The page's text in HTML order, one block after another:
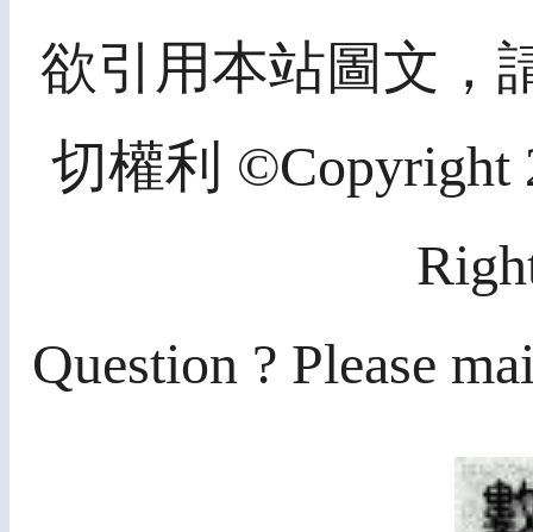
欲引用本站圖文，
切權利 ©Copyright
Question ? Please